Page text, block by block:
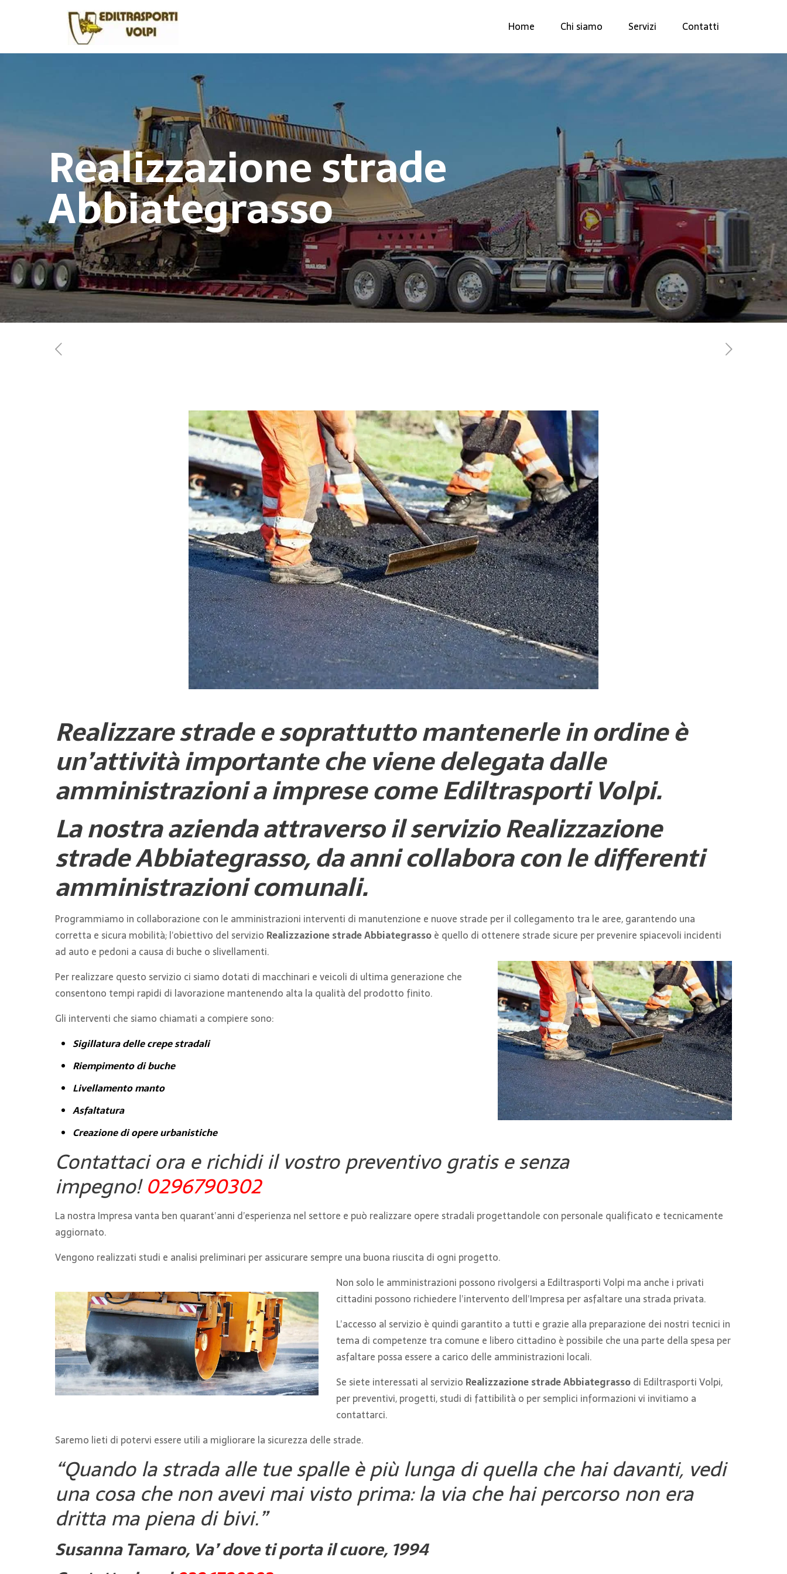
Home Chi siamo Servizi Contatti
Realizzazione strade
Abbiategrasso
Realizzare strade e soprattutto mantenerle in ordine è
un’attività importante che viene delegata dalle
amministrazioni a imprese come Ediltrasporti Volpi.
La nostra azienda attraverso il servizio Realizzazione
strade Abbiategrasso, da anni collabora con le differenti
amministrazioni comunali.
Programmiamo in collaborazione con le amministrazioni interventi di manutenzione e nuove strade per il collegamento tra le aree, garantendo una
corretta e sicura mobilità; l’obiettivo del servizio Realizzazione strade Abbiategrassoè quello di ottenere strade sicure per prevenire spiacevoli incidenti
ad auto e pedoni a causa di buche o slivellamenti.
Per realizzare questo servizio ci siamo dotati di macchinari e veicoli di ultima generazione che
consentono tempi rapidi di lavorazione mantenendo alta la qualità del prodotto finito.
Gli interventi che siamo chiamati a compiere sono:
Sigillatura delle crepe stradali
Riempimento di buche
Livellamento manto
Asfaltatura
Creazione di opere urbanistiche
Contattaci ora e richidi il vostro preventivo gratis e senza
impegno!0296790302
La nostra Impresa vanta ben quarant’anni d’esperienza nel settore e può realizzare opere stradali progettandole con personale qualificato e tecnicamente
aggiornato.
Vengono realizzati studi e analisi preliminari per assicurare sempre una buona riuscita di ogni progetto.
Non solo le amministrazioni possono rivolgersi a Ediltrasporti Volpi ma anche i privati
cittadini possono richiedere l’intervento dell’Impresa per asfaltare una strada privata.
L’accesso al servizio è quindi garantito a tutti e grazie alla preparazione dei nostri tecnici in
tema di competenze tra comune e libero cittadino è possibile che una parte della spesa per
asfaltare possa essere a carico delle amministrazioni locali.
Se siete interessati al servizio Realizzazione strade Abbiategrassodi Ediltrasporti Volpi,
per preventivi, progetti, studi di fattibilità o per semplici informazioni vi invitiamo a
contattarci.
Saremo lieti di potervi essere utili a migliorare la sicurezza delle strade.
“Quando la strada alle tue spalle è più lunga di quella che hai davanti, vedi
una cosa che non avevi mai visto prima: la via che hai percorso non era
dritta ma piena di bivi.”
Susanna Tamaro, Va’ dove ti porta il cuore, 1994